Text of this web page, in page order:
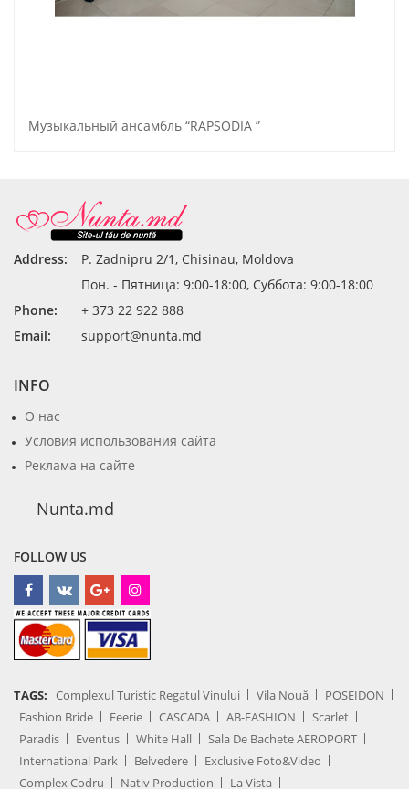
Музыкальный ансамбль “RAPSODIA ”
Address:
P. Zadnipru 2/1, Chisinau, Moldova
Пон. - Пятница: 9:00-18:00, Суббота: 9:00-18:00
Phone:
+ 373 22 922 888
Email:
support@nunta.md
INFO
О нас
Условия использования сайта
Реклама на сайте
Nunta.md
FOLLOW US
TAGS: Complexul Turistic Regatul Vinului Vila Nouă
POSEIDON
Fashion Bride
Feerie CASCADA AB-FASHION
Scarlet
Paradis
Eventus White Hall
Sala De Bachete AEROPORT
International Park
Belvedere
Exclusive Foto&Video
Complex Codru
Nativ Production La Vista